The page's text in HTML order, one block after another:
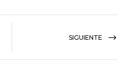
SIGUIENTE